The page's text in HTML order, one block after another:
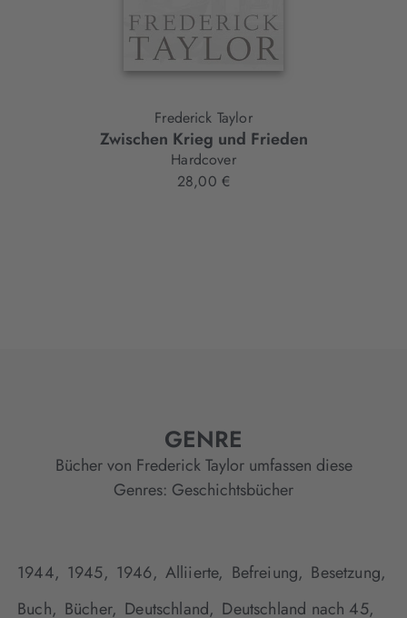
Frederick Taylor
Zwischen Krieg und Frieden
Hardcover
28,00 €
GENRE
Bücher von Frederick Taylor umfassen diese
Genres: Geschichtsbücher
1944, 1945, 1946, Alliierte, Befreiung, Besetzung,
Buch, Bücher, Deutschland, Deutschland nach 45,